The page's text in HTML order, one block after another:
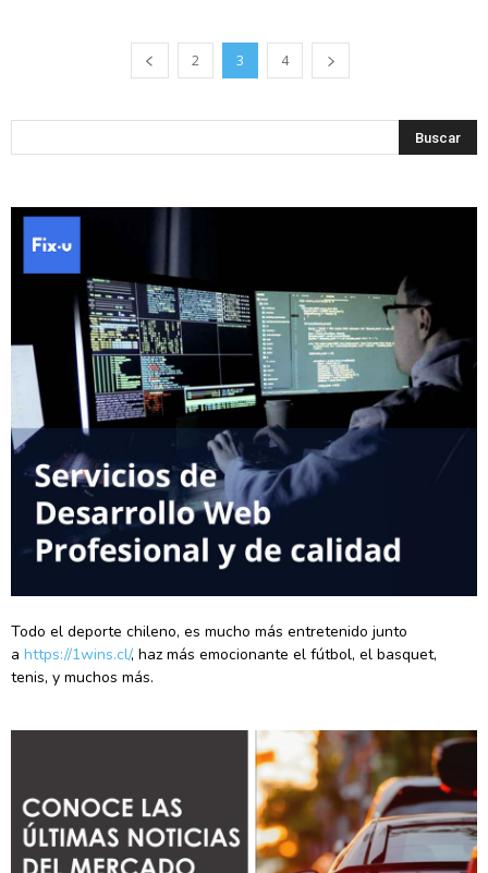
2 3 4
Todo el deporte chileno, es mucho más entretenido junto
a https://1wins.cl/, haz más emocionante el fútbol, el basquet,
tenis, y muchos más.